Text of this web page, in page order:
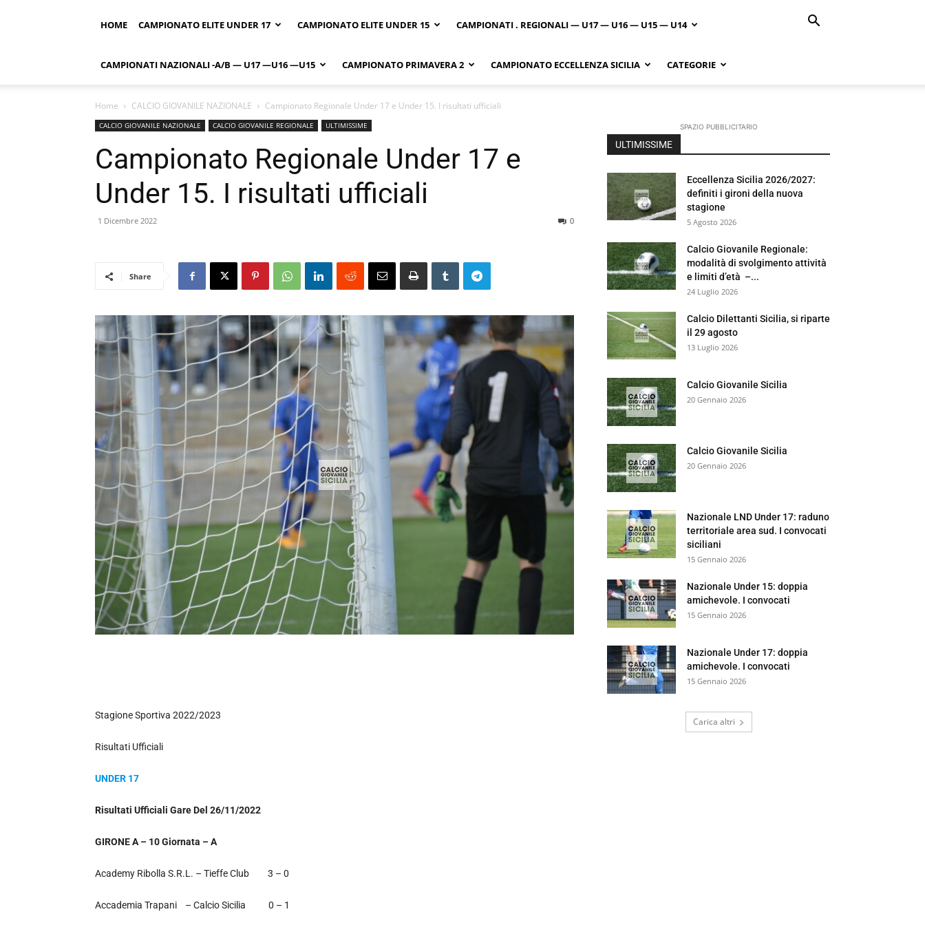
HOME CAMPIONATO ELITE UNDER 17 CAMPIONATO ELITE UNDER 15 CAMPIONATI . REGIONALI — U17 — U16 — U15 — U14
CAMPIONATI NAZIONALI -A/B — U17 —U16 —U15 CAMPIONATO PRIMAVERA 2 CAMPIONATO ECCELLENZA SICILIA CATEGORIE
Home CALCIO GIOVANILE NAZIONALE Campionato Regionale Under 17 e Under 15. I risultati ufficiali
CALCIO GIOVANILE NAZIONALE CALCIO GIOVANILE REGIONALE ULTIMISSIME
Campionato Regionale Under 17 e
Under 15. I risultati ufficiali
1 Dicembre 2022 0
Share
Stagione Sportiva 2022/2023
Risultati Ufficiali
UNDER 17
Risultati Ufficiali Gare Del 26/11/2022
GIRONE A – 10 Giornata – A
Academy Ribolla S.R.L. – Tieffe Club 3 – 0
Accademia Trapani – Calcio Sicilia 0 – 1
SPAZIO PUBBLICITARIO
ULTIMISSIME
Eccellenza Sicilia 2026/2027:
definiti i gironi della nuova
stagione
5 Agosto 2026
Calcio Giovanile Regionale:
modalità di svolgimento attività
e limiti d’età –...
24 Luglio 2026
Calcio Dilettanti Sicilia, si riparte
il 29 agosto
13 Luglio 2026
Calcio Giovanile Sicilia
20 Gennaio 2026
Calcio Giovanile Sicilia
20 Gennaio 2026
Nazionale LND Under 17: raduno
territoriale area sud. I convocati
siciliani
15 Gennaio 2026
Nazionale Under 15: doppia
amichevole. I convocati
15 Gennaio 2026
Nazionale Under 17: doppia
amichevole. I convocati
15 Gennaio 2026
Carica altri